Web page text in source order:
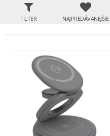
FILTER NAJPREDÁVANEJŠIE